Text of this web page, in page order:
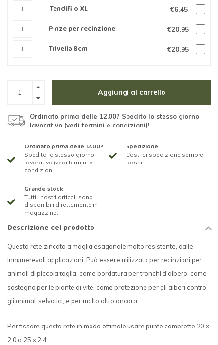
Tendifilo XL €6,45
Pinze per recinzione €20,95
Trivella 8cm €20,95
Aggiungi al carrello
Ordinato prima delle 12.00? Spedito lo stesso giorno
lavorativo (vedi termini e condizioni)!
Ordinato prima delle 12.00?
Spedito lo stesso giorno
lavorativo (vedi termini e
condizioni).
Spedizione
Costi di spedizione sempre
bassi.
Grande stock
Tutti i nostri articoli sono
disponibili direttamente in
magazzino.
Descrizione del prodotto
Questa rete zincata a maglia esagonale molto resistente, dalle
innumerevoli applicazioni. Può essere utilizzata per recinzioni per
animali di piccola taglia, come bordatura per tronchi d'albero, come
sostegno per le piante di vite, come protezione per gli alberi contro
gli animali selvatici, e per molto altro ancora.
Per fissare questa rete in modo ottimale usare punte cambrette 20 x
2,0 o 25 x 2,4.